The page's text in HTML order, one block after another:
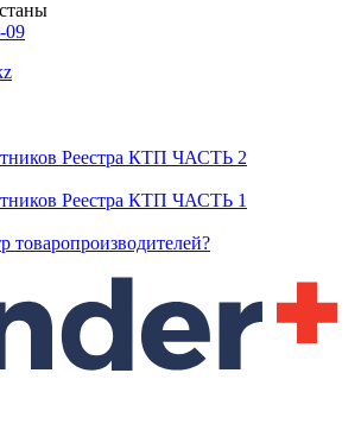
09
Реестра КТП ЧАСТЬ 2
Реестра КТП ЧАСТЬ 1
товаропроизводителей?